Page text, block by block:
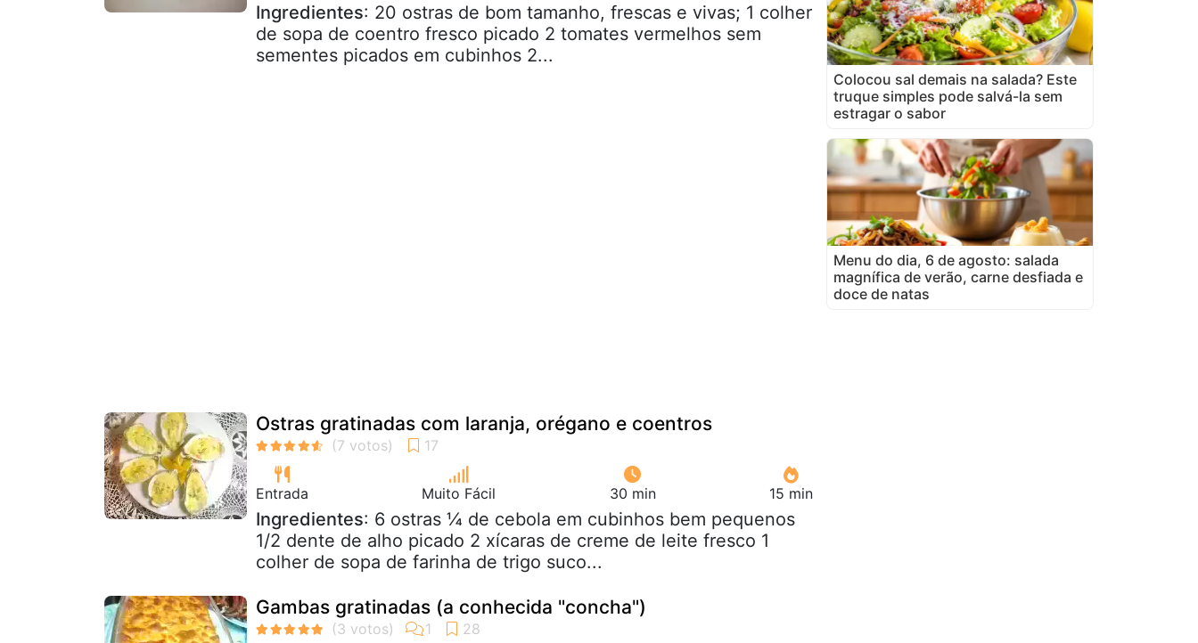
Ingredientes: 20 ostras de bom tamanho, frescas e vivas; 1 colher
de sopa de coentro fresco picado 2 tomates vermelhos sem
sementes picados em cubinhos 2...
Ostras gratinadas com laranja, orégano e coentros
Entrada Muito Fácil 30 min 15 min
Ingredientes: 6 ostras ¼ de cebola em cubinhos bem pequenos
1/2 dente de alho picado 2 xícaras de creme de leite fresco 1
colher de sopa de farinha de trigo suco...
Gambas gratinadas (a conhecida "concha")
Colocou sal demais na salada? Este
truque simples pode salvá-la sem
estragar o sabor
Menu do dia, 6 de agosto: salada
magnífica de verão, carne desfiada e
doce de natas